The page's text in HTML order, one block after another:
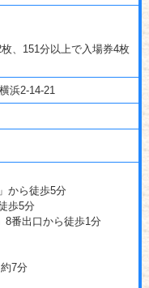
、151分以上で入場券4枚
浜2-14-21
から徒歩5分
歩5分
8番出口から徒歩1分
7分